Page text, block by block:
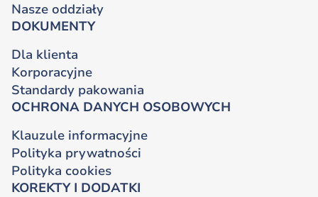
Nasze oddziały
DOKUMENTY
Dla klienta
Korporacyjne
Standardy pakowania
OCHRONA DANYCH OSOBOWYCH
Klauzule informacyjne
Polityka prywatności
Polityka cookies
KOREKTY I DODATKI